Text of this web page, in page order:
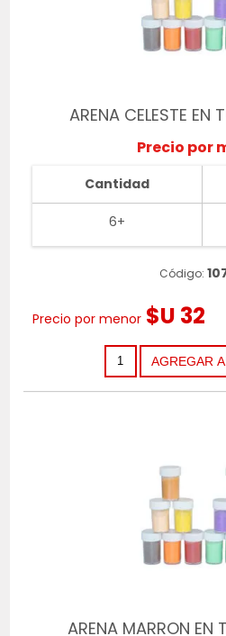
ARENA CELESTE EN
Precio por
Cantidad
6+
Código:
Precio por menor $U 32
ARENA MARRON EN